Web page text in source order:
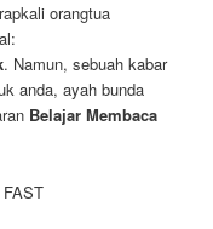
orangtua
. Namun, sebuah kabar
anda, ayah bunda
Belajar Membaca